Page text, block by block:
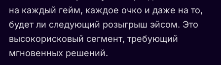
на каждый гейм, каждое очко и даже на то,
будет ли следующий розыгрыш эйсом. Это
высокорисковый сегмент, требующий
мгновенных решений.